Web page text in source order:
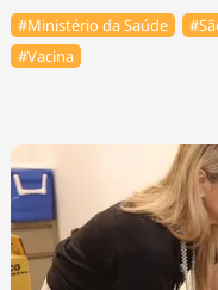
#Ministério da Saúde
#Vacina